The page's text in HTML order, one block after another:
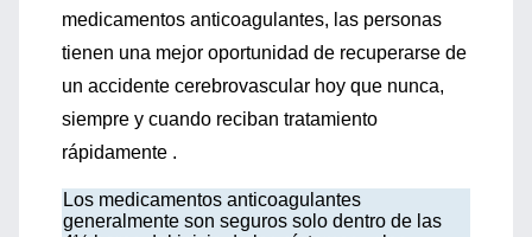
medicamentos anticoagulantes, las personas
tienen una mejor oportunidad de recuperarse de
un accidente cerebrovascular hoy que nunca,
siempre y cuando reciban tratamiento
rápidamente .
Los medicamentos anticoagulantes
generalmente son seguros solo dentro de las